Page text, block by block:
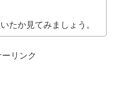
たか見てみましょう。
リンク